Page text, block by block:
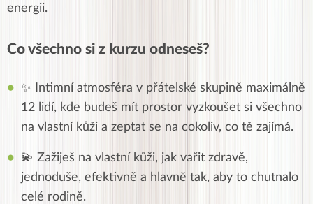
energii.
Co všechno si z kurzu odneseš?
✨ Intimní atmosféra v přátelské skupině maximálně
12 lidí, kde budeš mít prostor vyzkoušet si všechno
na vlastní kůži a zeptat se na cokoliv, co tě zajímá.
💫 Zažiješ na vlastní kůži, jak vařit zdravě,
jednoduše, efektivně a hlavně tak, aby to chutnalo
celé rodině.